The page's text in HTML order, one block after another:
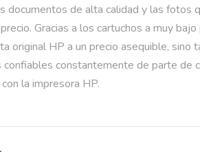
documentos de alta calidad y las fotos
Gracias a los cartuchos a muy
original HP a un precio asequible, sino
confiables constantemente de parte de
la impresora HP.